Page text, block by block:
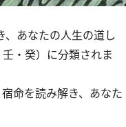
あなたの人生の道し
・癸）に分類されま
命を読み解き、あなた